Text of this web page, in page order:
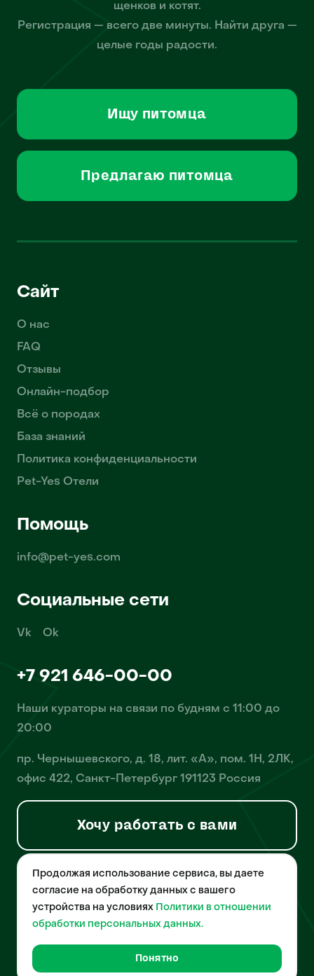
щенков и котят.
Регистрация — всего две минуты. Найти друга —
целые годы радости.
Ищу питомца
Предлагаю питомца
Сайт
О нас
FAQ
Отзывы
Онлайн-подбор
Всё о породах
База знаний
Политика конфиденциальности
Pet-Yes Отели
Помощь
info@pet-yes.com
Социальные сети
Vk Ok
+7 921 646-00-00
Наши кураторы на связи по будням с 11:00 до
20:00
пр. Чернышевского, д. 18, лит. «А», пом. 1Н, 2ЛК,
офис 422, Санкт-Петербург 191123 Россия
Хочу работать с вами
© 2026 Pet-Yes. ООО «Биржа домашних животных «Пет-Ес»
осуществляет деятельность в области информационных
технологий, деятельность по разработке и эксплуатации
собственного программного обеспечения, деятельность
порталов в информационно-коммуникационной сети Интернет и
домашних животных», свидетельство о регистрации
№2021612018 от 10 февраля 2021 года.
Продолжая использование сервиса, вы даете
согласие на обработку данных с вашего
устройства на условиях Политики в отношении
обработки персональных данных.
Понятно